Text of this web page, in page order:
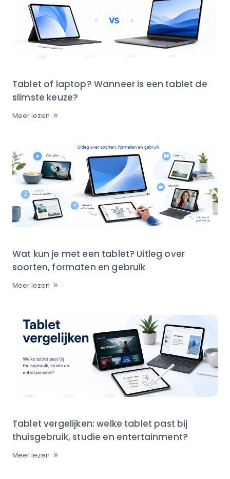
Tablet of laptop? Wanneer is een tablet de
slimste keuze?
Meer lezen
Wat kun je met een tablet? Uitleg over
soorten, formaten en gebruik
Meer lezen
Tablet vergelijken: welke tablet past bij
thuisgebruik, studie en entertainment?
Meer lezen